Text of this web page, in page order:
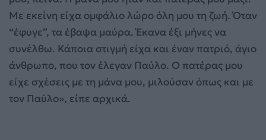
Με εκείνη είχα ομφάλιο λώρο όλη μου τη ζωή. Όταν
“έφυγε”, τα έβαψα μαύρα. Έκανα έξι μήνες να
συνέλθω. Κάποια στιγμή είχα και έναν πατριό, άγιο
άνθρωπο, που τον έλεγαν Παύλο. Ο πατέρας μου
είχε σχέσεις με τη μάνα μου, μιλούσαν όπως και με
τον Παύλο», είπε αρχικά.